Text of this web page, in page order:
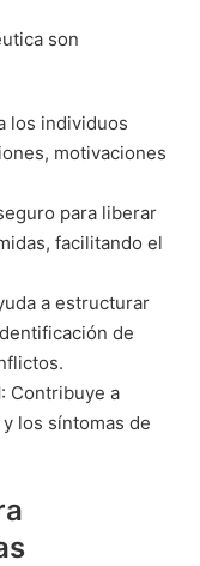
son
los individuos
motivaciones
para liberar
facilitando el
a estructurar
de
: Contribuye a
los síntomas de